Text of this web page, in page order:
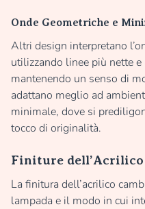
Onde Geometriche e
Altri design interpretano
utilizzando linee più nette
mantenendo un senso di
adattano meglio ad
minimale, dove si
tocco di originalità.
Finiture dell’Acrilico
La finitura dell’acrilico
lampada e il modo in cui